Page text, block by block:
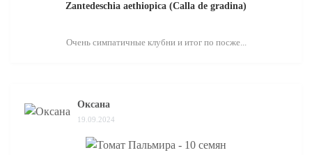
Zantedeschia aethiopica (Calla de gradina)
Очень симпатичные клубни и итог по посже...
Оксана
19.09.2024